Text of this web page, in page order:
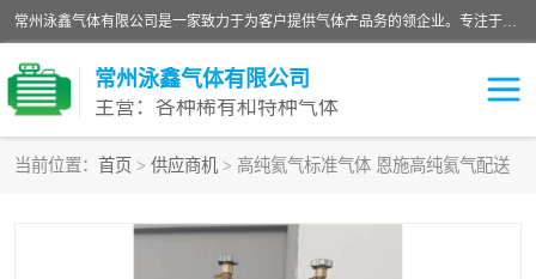
常州泳鑫气体有限公司是一家致力于为客户提供气体产品务的领企业。专注于环氧乙烷剂、环氧乙烷、高纯气体以及稀有和特种气体的研发、生产、销售和配送，产品广泛应用于医疗、电子、科研、化工、食品等多个领域。主要产品有：环氧乙烷灭菌剂，环氧乙烷，高纯氩，氮，氪，氙，氖，氘，笑，氦，氢，氧等各种稀有和特种气体。
常州泳鑫气体有限公司
主营：各种稀有和特种气体
当前位置： 首页 > 供应商机 > 高纯氦气标准气体 恩施高纯氦气配送
高纯氩气